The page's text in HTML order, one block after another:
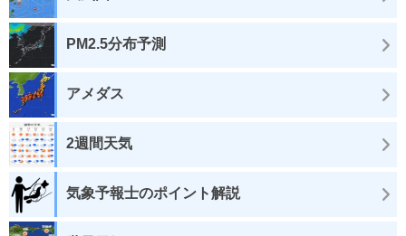
PM2.5分布予測
アメダス
2週間天気
気象予報士のポイント解説